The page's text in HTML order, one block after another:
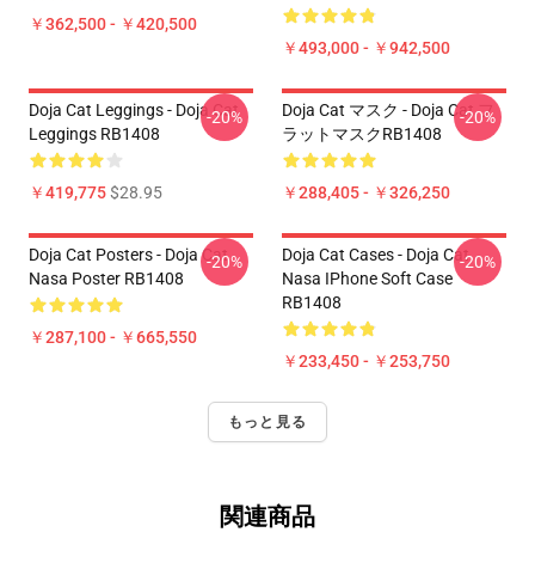
￥362,500 - ￥420,500
￥493,000 - ￥942,500
Doja Cat Leggings - Doja Cat
Leggings RB1408
￥419,775$28.95
-20%
Doja Cat マスク - Doja Cat フ
ラットマスクRB1408
￥288,405 - ￥326,250
-20%
Doja Cat Posters - Doja Cat
Nasa Poster RB1408
￥287,100 - ￥665,550
-20%
Doja Cat Cases - Doja Cat
Nasa IPhone Soft Case
RB1408
￥233,450 - ￥253,750
-20%
もっと見る
関連商品